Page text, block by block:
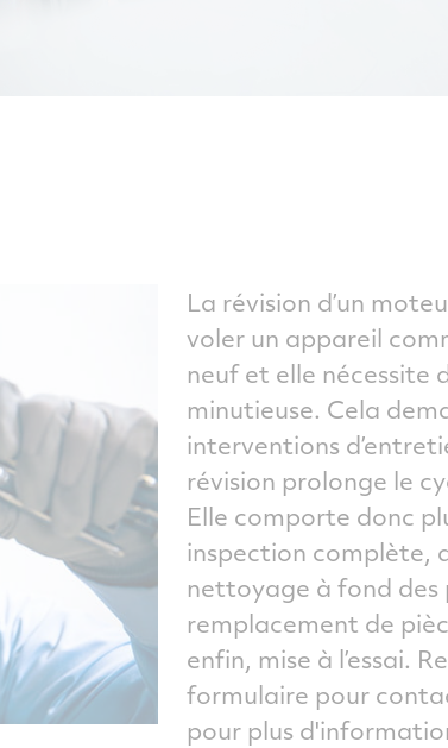
La révision d’un
voler un appareil
neuf et elle nécessite
minutieuse. Cela
interventions
révision prolonge le
Elle comporte donc
inspection complète,
nettoyage à fond des
remplacement de
enfin, mise à l’essai.
formulaire pour
pour plus